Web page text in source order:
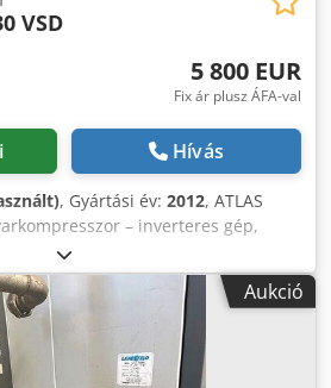
VSD
5 800 EUR
Fix ár plusz ÁFA-val
Hívás
, Gyártási év: 2012, ATLAS
– inverteres gép,
adatok: teljesítmény: 5,58
30 kW; maximális nyomás:
11816!!! Ár: 24 500 nettó 30
Thsx Aktof A kompresszor teljesen
munkára fogható, garanciával.
Aukció